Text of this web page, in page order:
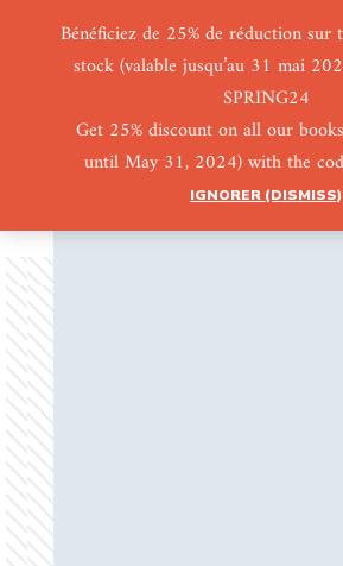
Bénéficiez de 25% de réduction sur
stock (valable jusqu’au 31 mai
SPRING24
Get 25% discount on all our
until May 31, 2024) with the
IGNORER (DISMISS)
0